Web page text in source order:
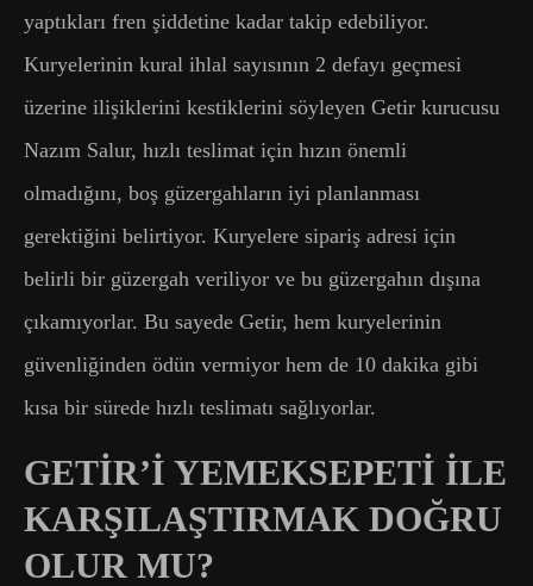
yaptıkları fren şiddetine kadar takip edebiliyor.
Kuryelerinin kural ihlal sayısının 2 defayı geçmesi
üzerine ilişiklerini kestiklerini söyleyen Getir kurucusu
Nazım Salur, hızlı teslimat için hızın önemli
olmadığını, boş güzergahların iyi planlanması
gerektiğini belirtiyor. Kuryelere sipariş adresi için
belirli bir güzergah veriliyor ve bu güzergahın dışına
çıkamıyorlar. Bu sayede Getir, hem kuryelerinin
güvenliğinden ödün vermiyor hem de 10 dakika gibi
kısa bir sürede hızlı teslimatı sağlıyorlar.
GETİR’İ YEMEKSEPETİ İLE
KARŞILAŞTIRMAK DOĞRU
OLUR MU?